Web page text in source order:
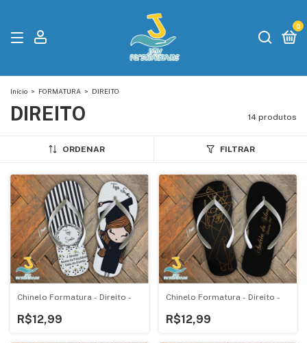
0
Início > FORMATURA > DIREITO
DIREITO 14 produtos
ORDENAR FILTRAR
Chinelo Formatura - Direito -
R$12,99
Chinelo Formatura - Direito -
R$12,99